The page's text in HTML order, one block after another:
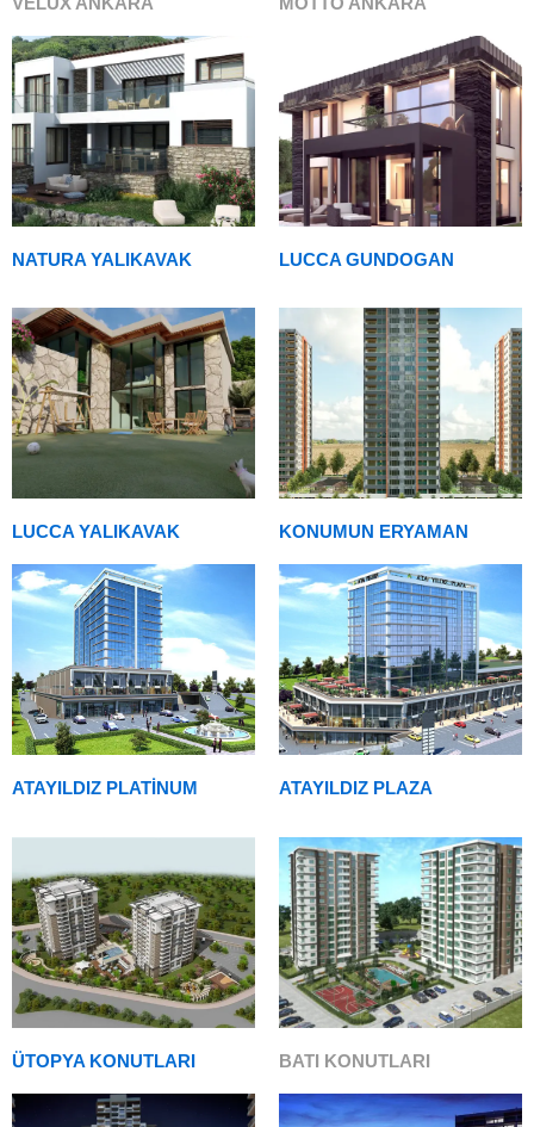
NATURA YALIKAVAK LUCCA GUNDOGAN
LUCCA YALIKAVAK KONUMUN ERYAMAN
ATAYILDIZ PLATİNUM ATAYILDIZ PLAZA
ÜTOPYA KONUTLARI BATI KONUTLARI